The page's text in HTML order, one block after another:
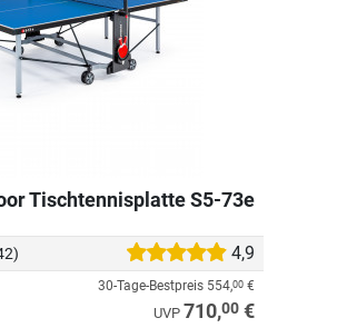
Tischtennisplatte S5-73e
4,9
30-Tage-Bestpreis 554,00 €
UVP 710,00 €